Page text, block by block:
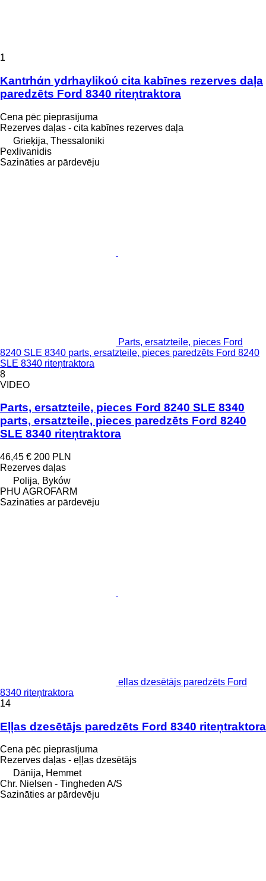
1
Kantrhάn ydrhaylikoύ cita kabīnes rezerves daļa
paredzēts Ford 8340 riteņtraktora
Cena pēc pieprasījuma
Rezerves daļas - cita kabīnes rezerves daļa
Grieķija, Thessaloniki
Pexlivanidis
Sazināties ar pārdevēju
Parts, ersatzteile, pieces Ford
8240 SLE 8340 parts, ersatzteile, pieces paredzēts Ford 8240
SLE 8340 riteņtraktora
8
VIDEO
Parts, ersatzteile, pieces Ford 8240 SLE 8340
parts, ersatzteile, pieces paredzēts Ford 8240
SLE 8340 riteņtraktora
46,45 € 200 PLN
Rezerves daļas
Polija, Byków
PHU AGROFARM
Sazināties ar pārdevēju
eļļas dzesētājs paredzēts Ford
8340 riteņtraktora
14
Eļļas dzesētājs paredzēts Ford 8340 riteņtraktora
Cena pēc pieprasījuma
Rezerves daļas - eļļas dzesētājs
Dānija, Hemmet
Chr. Nielsen - Tingheden A/S
Sazināties ar pārdevēju